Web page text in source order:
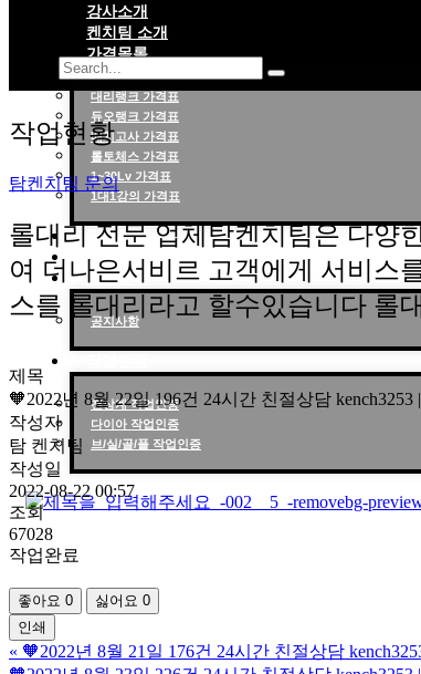
강사소개
켄치팀 소개
가격목록
대리랭크 가격표
듀오랭크 가격표
배치고사 가격표
롤토체스 가격표
1~30Lv 가격표
1대1강의 가격표
작업현황
작업후기
고객센터
공지사항
천상계 작업인증
다이아 작업인증
브/실/골/플 작업인증
작업현황
탐켄치팀 문의
롤대리 전문 업체탐켄치팀은 다양
여 더나은서비르 고객에게 서비스
스를 롤대리라고 할수있습니다 롤
제목
🧡2022년 8월 22일 196건 24시간 친절상담
작성자
탐 켄치팀
작성일
2022-08-22 00:57
조회
67028
작업완료
좋아요 0 싫어요 0
인쇄
« 🧡2022년 8월 21일 176건 24시간 친절상담